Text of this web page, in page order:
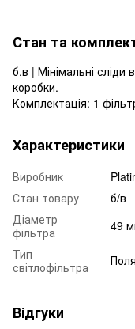
Стан та
б.в | Мінімальні
коробки.
Комплектація: 1
Характеристики
Виробник
Стан товару
б/в
Діаметр
фільтра
49
Тип
світлофільтра
Відгуки